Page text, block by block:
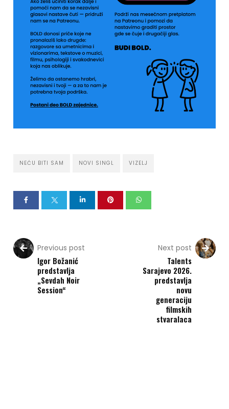
NEĆU BITI SAM NOVI SINGL VIZELJ
Previous post
Igor Božanić
predstavlja
„Sevdah Noir
Session“
Next post
Talents
Sarajevo 2026.
predstavlja
novu
generaciju
filmskih
stvaralaca